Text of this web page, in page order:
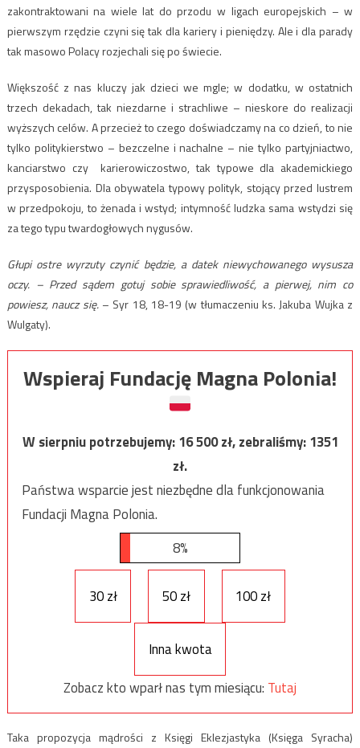
zakontraktowani na wiele lat do przodu w ligach europejskich – w
pierwszym rzędzie czyni się tak dla kariery i pieniędzy. Ale i dla parady
tak masowo Polacy rozjechali się po świecie.
Większość z nas kluczy jak dzieci we mgle; w dodatku, w ostatnich
trzech dekadach, tak niezdarne i strachliwe – nieskore do realizacji
wyższych celów. A przecież to czego doświadczamy na co dzień, to nie
tylko politykierstwo – bezczelne i nachalne – nie tylko partyjniactwo,
kanciarstwo czy karierowiczostwo, tak typowe dla akademickiego
przysposobienia. Dla obywatela typowy polityk, stojący przed lustrem
w przedpokoju, to żenada i wstyd; intymność ludzka sama wstydzi się
za tego typu twardogłowych nygusów.
Głupi ostre wyrzuty czynić będzie, a datek niewychowanego wysusza
oczy. – Przed sądem gotuj sobie sprawiedliwość, a pierwej, nim co
powiesz, naucz się.– Syr 18, 18-19 (w tłumaczeniu ks. Jakuba Wujka z
Wulgaty).
Wspieraj Fundację Magna Polonia!
W sierpniu potrzebujemy:16 500zł, zebraliśmy:1351
zł.
Państwa wsparcie jest niezbędne dla funkcjonowania
Fundacji Magna Polonia.
8%
30 zł 50 zł 100 zł
Inna kwota
Zobacz kto wparł nas tym miesiącu: Tutaj
Taka propozycja mądrości z Księgi Eklezjastyka (Księga Syracha)